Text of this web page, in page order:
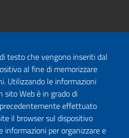
testo che vengono inseriti dal
al fine di memorizzare
Utilizzando le informazioni
Web è in grado di
effettuato
il browser sul dispositivo
informazioni per organizzare e